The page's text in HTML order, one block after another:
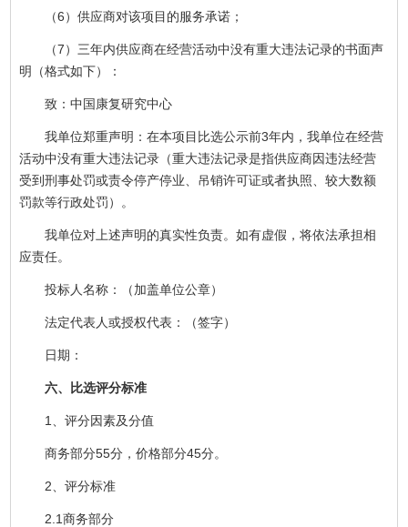
（6）供应商对该项目的服务承诺；
（7）三年内供应商在经营活动中没有重大违法记录的书面声
明（格式如下）：
致：中国康复研究中心
我单位郑重声明：在本项目比选公示前3年内，我单位在经营
活动中没有重大违法记录（重大违法记录是指供应商因违法经营
受到刑事处罚或责令停产停业、吊销许可证或者执照、较大数额
罚款等行政处罚）。
我单位对上述声明的真实性负责。如有虚假，将依法承担相
应责任。
投标人名称：（加盖单位公章）
法定代表人或授权代表：（签字）
日期：
六、比选评分标准
1、评分因素及分值
商务部分55分，价格部分45分。
2、评分标准
2.1商务部分